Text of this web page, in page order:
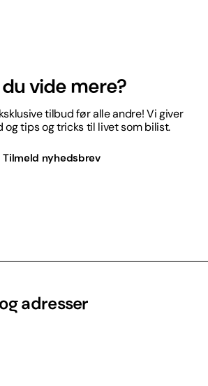
vide mere?
tilbud før alle andre! Vi giver
og tips og tricks til livet som bilist.
Tilmeld nyhedsbrev
adresser